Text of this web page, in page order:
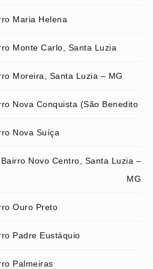
Maria Helena
Monte Carlo, Santa Luzia
Moreira, Santa Luzia – MG
Nova Conquista (São Benedito
Nova Suíça
Novo Centro, Santa Luzia –
MG
Ouro Preto
Padre Eustáquio
Palmeiras